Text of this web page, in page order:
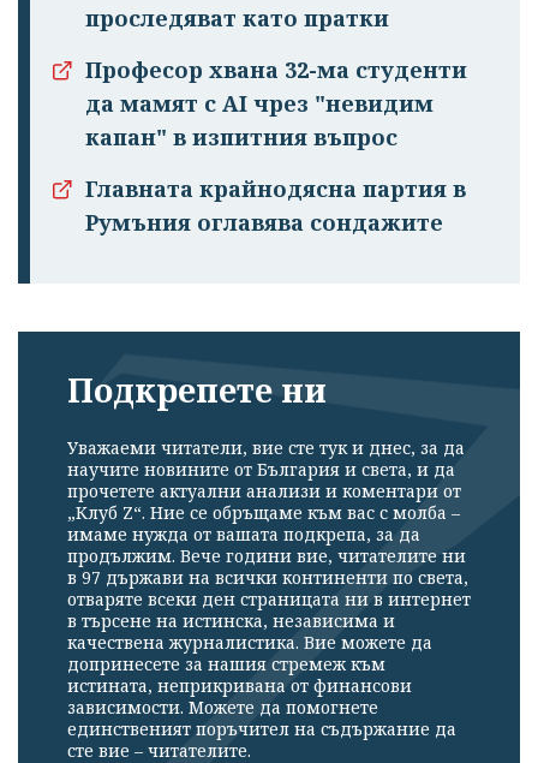
проследяват като пратки
Професор хвана 32-ма студенти
да мамят с AI чрез "невидим
капан" в изпитния въпрос
Главната крайнодясна партия в
Румъния оглавява сондажите
Подкрепете ни
Уважаеми читатели, вие сте тук и днес, за да
научите новините от България и света, и да
прочетете актуални анализи и коментари от
„Клуб Z“. Ние се обръщаме към вас с молба –
имаме нужда от вашата подкрепа, за да
продължим. Вече години вие, читателите ни
в 97 държави на всички континенти по света,
отваряте всеки ден страницата ни в интернет
в търсене на истинска, независима и
качествена журналистика. Вие можете да
допринесете за нашия стремеж към
истината, неприкривана от финансови
зависимости. Можете да помогнете
единственият поръчител на съдържание да
сте вие – читателите.